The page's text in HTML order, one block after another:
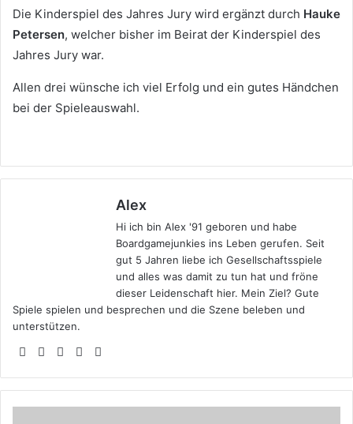
Die Kinderspiel des Jahres Jury wird ergänzt durch Hauke
Petersen, welcher bisher im Beirat der Kinderspiel des
Jahres Jury war.
Allen drei wünsche ich viel Erfolg und ein gutes Händchen
bei der Spieleauswahl.
Alex
Hi ich bin Alex '91 geboren und habe
Boardgamejunkies ins Leben gerufen. Seit
gut 5 Jahren liebe ich Gesellschaftsspiele
und alles was damit zu tun hat und fröne
dieser Leidenschaft hier. Mein Ziel? Gute
Spiele spielen und besprechen und die Szene beleben und
unterstützen.
Webseite
Facebook
X YouTube